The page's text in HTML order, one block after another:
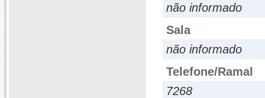
não informado
Sala
não informado
Telefone/Ramal
7268